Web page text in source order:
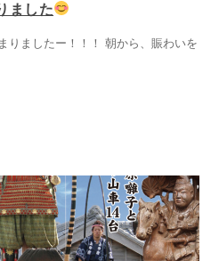
ました
りましたー！！！ 朝から、賑わいを